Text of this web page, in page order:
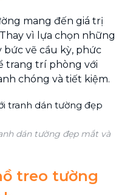
mang đến giá trị
vì lựa chọn những
vẽ cầu kỳ, phức
trang trí phòng với
chóng và tiết kiệm.
dán tường đẹp mắt và
treo tường